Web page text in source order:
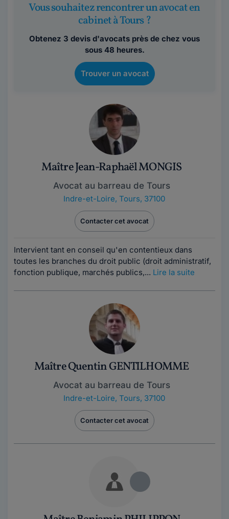
Vous souhaitez rencontrer un avocat en
cabinet à Tours ?
Obtenez 3 devis d'avocats près de chez vous
sous 48 heures.
Trouver un avocat
Maître Jean-Raphaël MONGIS
Avocat au barreau de Tours
Indre-et-Loire, Tours, 37100
Contacter cet avocat
Intervient tant en conseil qu'en contentieux dans
toutes les branches du droit public (droit administratif,
fonction publique, marchés publics,... Lire la suite
Maître Quentin GENTILHOMME
Avocat au barreau de Tours
Indre-et-Loire, Tours, 37100
Contacter cet avocat